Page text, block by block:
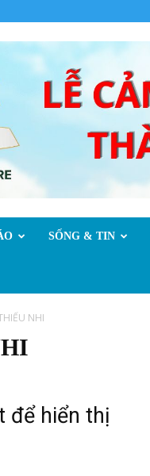
SỐNG & TIN
NHI
để hiển thị